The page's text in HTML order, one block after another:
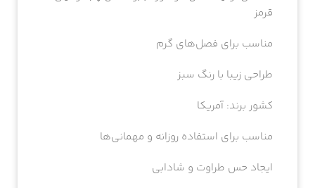
قرمز
مناسب برای فصل‌های گرم
طراحی زیبا با رنگ سبز
کشور برند: آمریکا
مناسب برای استفاده روزانه و مهمانی‌ها
ایجاد حس طراوت و شادابی